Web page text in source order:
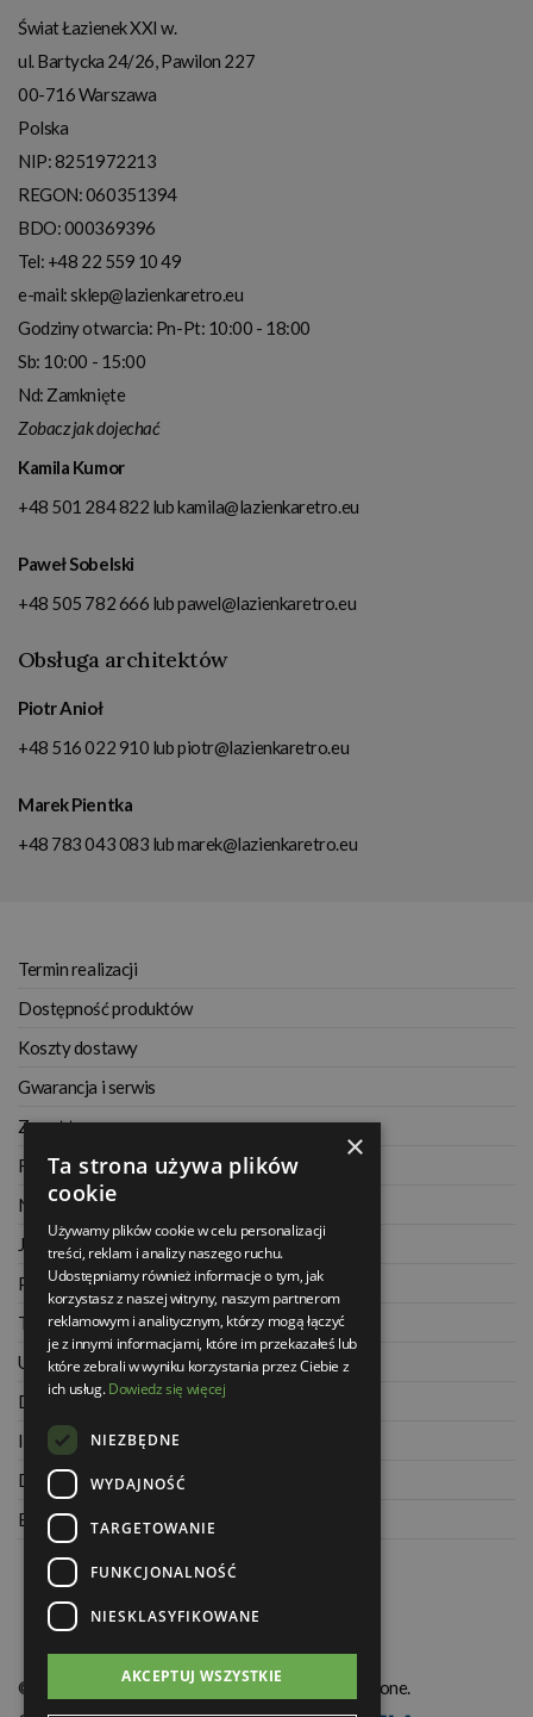
Świat Łazienek XXI w.
ul. Bartycka 24/26, Pawilon 227
00-716Warszawa
Polska
NIP:8251972213
REGON: 060351394
BDO: 000369396
Tel: +48 22 559 10 49
e-mail:sklep@lazienkaretro.eu
Godziny otwarcia: Pn-Pt: 10:00 - 18:00
Sb: 10:00 - 15:00
Nd: Zamknięte
Zobacz jak dojechać
Kamila Kumor
+48 501 284 822 lubkamila@lazienkaretro.eu
Paweł Sobelski
+48 505 782 666 lubpawel@lazienkaretro.eu
Obsługa architektów
Piotr Anioł
+48 516 022 910 lubpiotr@lazienkaretro.eu
Marek Pientka
+48 783 043 083 lubmarek@lazienkaretro.eu
Termin realizacji
Dostępność produktów
Koszty dostawy
Gwarancja i serwis
Zwrot towaru
Regulamin
Najczęściej zadawane pytania
Jak kupować na raty
Polityka prywatności
Twoje zamówienia
Ustawienia konta
Dane kontaktowe
Informacje o firmie
Dla architektów
Blog
© Świat Łazienek XXI w. Wszelkie prawa zastrzeżone.
×
Ta strona używa plików
cookie
Używamy plików cookie w celu personalizacji
treści, reklam i analizy naszego ruchu.
Udostępniamy również informacje o tym, jak
korzystasz z naszej witryny, naszym partnerom
reklamowym i analitycznym, którzy mogą łączyć
je z innymi informacjami, które im przekazałeś lub
które zebrali w wyniku korzystania przez Ciebie z
ich usług.Dowiedz się więcej
NIEZBĘDNE
WYDAJNOŚĆ
TARGETOWANIE
FUNKCJONALNOŚĆ
NIESKLASYFIKOWANE
AKCEPTUJ WSZYSTKIE